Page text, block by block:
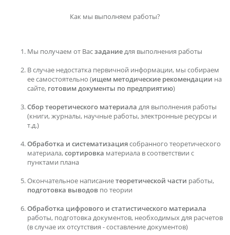
Как мы выполняем работы?
Мы получаем от Васзаданиедля выполнения работы
В случае недостатка первичной информации, мы собираем
ее самостоятельно (ищем методические рекомендации на
сайте, готовим документы по предприятию)
Сбор теоретического материала для выполнения работы
(книги, журналы, научные работы, электронные ресурсы и
т.д.)
Обработка и систематизациясобранного теоретического
материала,сортировка материала в соответствии с
пунктами плана
Окончательное написаниетеоретической части работы,
подготовка выводов по теории
Обработка цифрового и статистического материала
работы, подготовка документов, необходимых для расчетов
(в случае их отсутствия - составление документов)